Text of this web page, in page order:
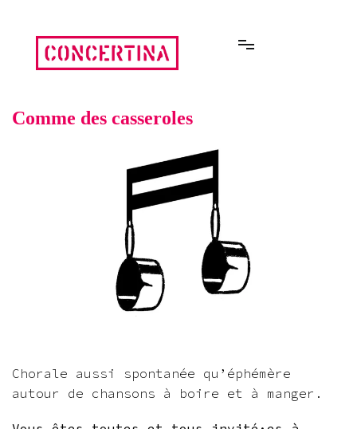
contenu
Comme des casseroles
Chorale aussi spontanée qu’éphémère
autour de chansons à boire et à manger.